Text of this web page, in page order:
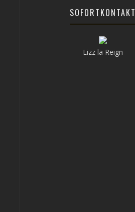
SOFORTKONTAKT
Lizz la Reign